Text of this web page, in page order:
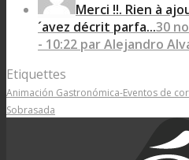
Merci !!. Rien à
´avez décrit parfa...30
- 10:22 par Alejandro
Etiquettes
Animación Gastronómica-Eventos de
Sobrasada